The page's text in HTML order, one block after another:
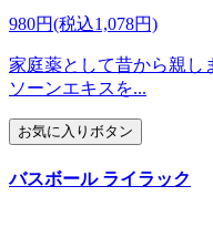
980円(税込1,078円)
家庭薬として昔から親し
ソーンエキスを...
お気に入りボタン
バスボール ライラック